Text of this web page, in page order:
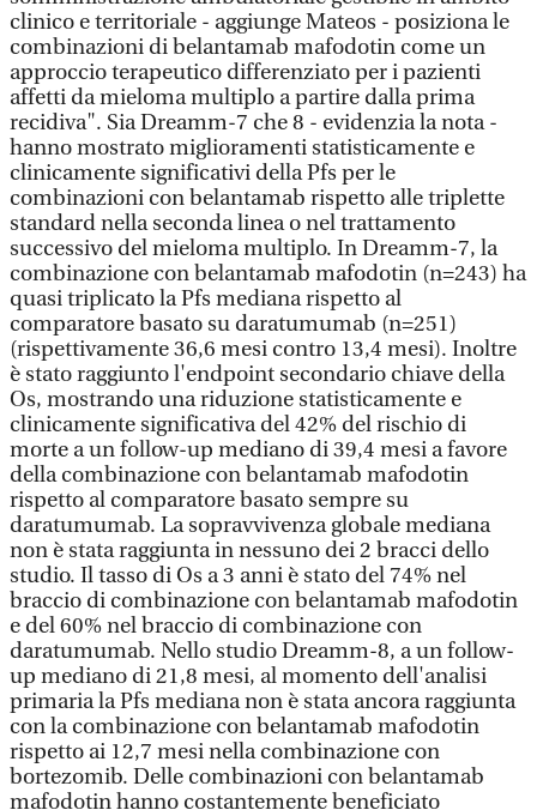
clinico e territoriale - aggiunge Mateos - posiziona le
combinazioni di belantamab mafodotin come un
approccio terapeutico differenziato per i pazienti
affetti da mieloma multiplo a partire dalla prima
recidiva". Sia Dreamm-7 che 8 - evidenzia la nota -
hanno mostrato miglioramenti statisticamente e
clinicamente significativi della Pfs per le
combinazioni con belantamab rispetto alle triplette
standard nella seconda linea o nel trattamento
successivo del mieloma multiplo. In Dreamm-7, la
combinazione con belantamab mafodotin (n=243) ha
quasi triplicato la Pfs mediana rispetto al
comparatore basato su daratumumab (n=251)
(rispettivamente 36,6 mesi contro 13,4 mesi). Inoltre
è stato raggiunto l'endpoint secondario chiave della
Os, mostrando una riduzione statisticamente e
clinicamente significativa del 42% del rischio di
morte a un follow-up mediano di 39,4 mesi a favore
della combinazione con belantamab mafodotin
rispetto al comparatore basato sempre su
daratumumab. La sopravvivenza globale mediana
non è stata raggiunta in nessuno dei 2 bracci dello
studio. Il tasso di Os a 3 anni è stato del 74% nel
braccio di combinazione con belantamab mafodotin
e del 60% nel braccio di combinazione con
daratumumab. Nello studio Dreamm-8, a un follow-
up mediano di 21,8 mesi, al momento dell'analisi
primaria la Pfs mediana non è stata ancora raggiunta
con la combinazione con belantamab mafodotin
rispetto ai 12,7 mesi nella combinazione con
bortezomib. Delle combinazioni con belantamab
mafodotin hanno costantemente beneficiato